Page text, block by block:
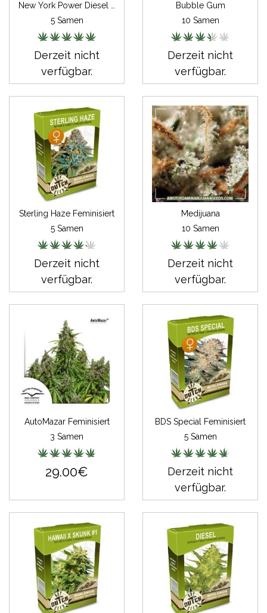
5 Samen
Derzeit nicht
verfügbar.
Bubble Gum
10 Samen
Derzeit nicht
verfügbar.
Sterling Haze Feminisiert
5 Samen
Derzeit nicht
verfügbar.
Medijuana
10 Samen
Derzeit nicht
verfügbar.
AutoMazar Feminisiert
3 Samen
29.00€
BDS Special Feminisiert
5 Samen
Derzeit nicht
verfügbar.